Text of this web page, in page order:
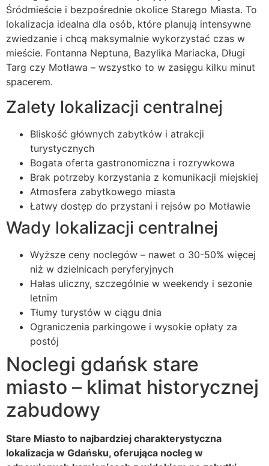
Śródmieście i bezpośrednie okolice Starego Miasta. To
lokalizacja idealna dla osób, które planują intensywne
zwiedzanie i chcą maksymalnie wykorzystać czas w
mieście. Fontanna Neptuna, Bazylika Mariacka, Długi
Targ czy Motława – wszystko to w zasięgu kilku minut
spacerem.
Zalety lokalizacji centralnej
Bliskość głównych zabytków i atrakcji
turystycznych
Bogata oferta gastronomiczna i rozrywkowa
Brak potrzeby korzystania z komunikacji miejskiej
Atmosfera zabytkowego miasta
Łatwy dostęp do przystani i rejsów po Motławie
Wady lokalizacji centralnej
Wyższe ceny noclegów – nawet o 30-50% więcej
niż w dzielnicach peryferyjnych
Hałas uliczny, szczególnie w weekendy i sezonie
letnim
Tłumy turystów w ciągu dnia
Ograniczenia parkingowe i wysokie opłaty za
postój
Noclegi gdańsk stare
miasto – klimat historycznej
zabudowy
Stare Miasto to najbardziej charakterystyczna
lokalizacja w Gdańsku, oferująca nocleg w